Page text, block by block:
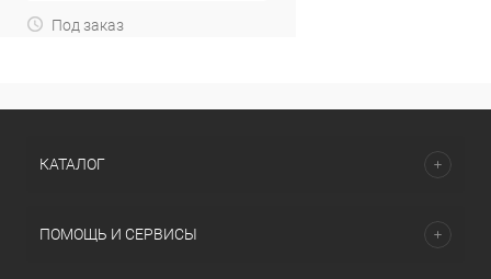
Под заказ
КАТАЛОГ
ПОМОЩЬ И СЕРВИСЫ